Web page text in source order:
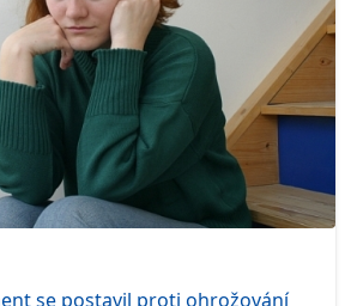
se postavil proti ohrožování